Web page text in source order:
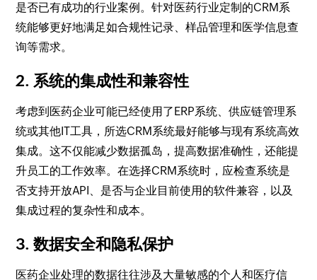
是否已有成功的行业案例。针对医药行业定制的CRM系
统能够更好地满足如合规性记录、样品管理和医学信息查
询等需求。
2. 系统的集成性和兼容性
考虑到医药企业可能已经使用了ERP系统、供应链管理系
统或其他IT工具，所选CRM系统最好能够与现有系统高效
集成。这不仅能减少数据孤岛，提高数据准确性，还能提
升员工的工作效率。在选择CRM系统时，应检查系统是
否支持开放API、是否与企业目前使用的软件兼容，以及
集成过程的复杂性和成本。
3. 数据安全和隐私保护
医药企业处理的数据往往涉及大量敏感的个人和医疗信